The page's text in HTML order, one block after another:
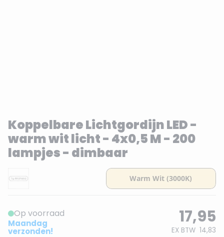
Koppelbare Lichtgordijn LED -
warm wit licht - 4x0,5 M - 200
lampjes - dimbaar
Op voorraad
Maandag
verzonden!
17,95
EX BTW 14,83